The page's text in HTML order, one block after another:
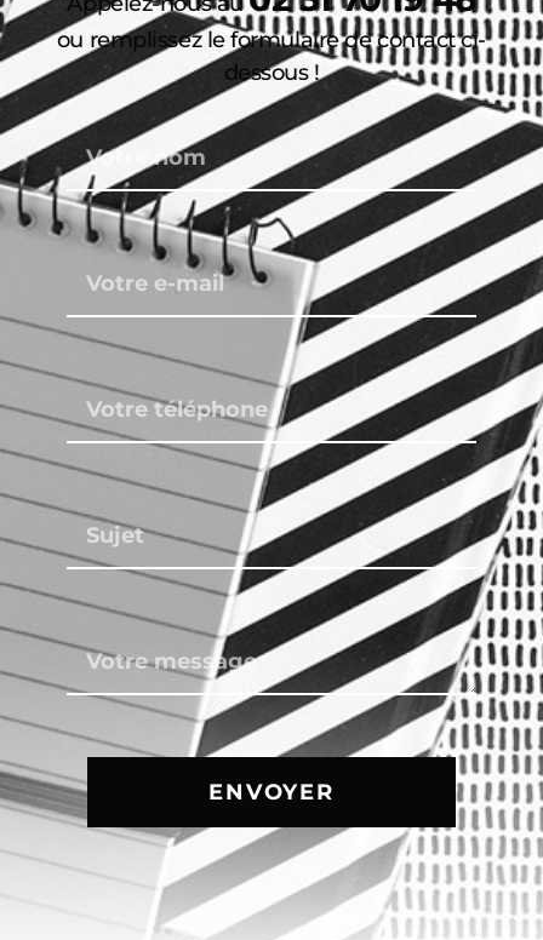
ou remplissez le formulaire de contact ci-
dessous !
ENVOYER